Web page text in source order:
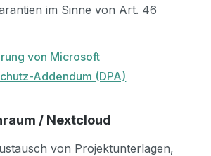
im Sinne von Art. 46
von Microsoft
Addendum (DPA)
/ Nextcloud
von Projektunterlagen,